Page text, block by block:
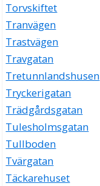
Torvskiftet
Tranvägen
Trastvägen
Travgatan
Tretunnlandshusen
Tryckerigatan
Trädgårdsgatan
Tulesholmsgatan
Tullboden
Tvärgatan
Täckarehuset